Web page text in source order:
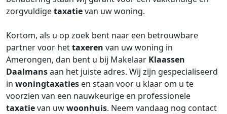
zorgvuldigetaxatievan uw woning.
Kortom, als u op zoek bent naar een betrouwbare
partner voor hettaxeren van uw woning in
Amerongen, dan bent u bij Makelaar Klaassen
Daalmansaan het juiste adres. Wij zijn gespecialiseerd
in woningtaxaties en staan voor u klaar om u te
voorzien van een nauwkeurige en professionele
taxatievan uwwoonhuis. Neem vandaag nog contact